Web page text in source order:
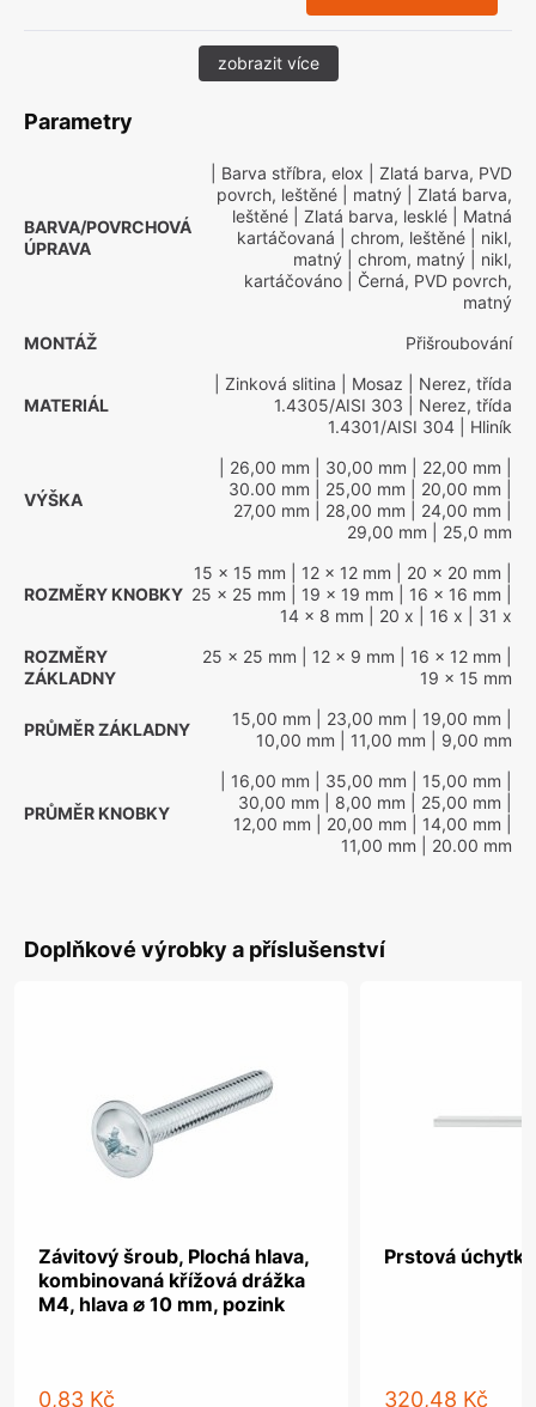
zobrazit více
Parametry
BARVA/POVRCHOVÁ
ÚPRAVA
| Barva stříbra, elox | Zlatá barva, PVD
povrch, leštěné | matný | Zlatá barva,
leštěné | Zlatá barva, lesklé | Matná
kartáčovaná | chrom, leštěné | nikl,
matný | chrom, matný | nikl,
kartáčováno | Černá, PVD povrch,
matný
MONTÁŽ
Přišroubování
MATERIÁL
| Zinková slitina | Mosaz | Nerez, třída
1.4305/AISI 303 | Nerez, třída
1.4301/AISI 304 | Hliník
VÝŠKA
| 26,00 mm | 30,00 mm | 22,00 mm
30.00 mm | 25,00 mm | 20,00 mm
27,00 mm | 28,00 mm | 24,00 mm
29,00 mm | 25,0 mm
ROZMĚRY KNOBKY
15 x 15 mm | 12 x 12 mm | 20 x 20 mm
25 x 25 mm | 19 x 19 mm | 16 x 16 mm
14 x 8 mm | 20 x | 16 x | 31 x
ROZMĚRY
ZÁKLADNY
25 x 25 mm | 12 x 9 mm | 16 x 12 mm
19 x 15 mm
PRŮMĚR ZÁKLADNY
15,00 mm | 23,00 mm | 19,00 mm
10,00 mm | 11,00 mm | 9,00 mm
PRŮMĚR KNOBKY
| 16,00 mm | 35,00 mm | 15,00 mm
30,00 mm | 8,00 mm | 25,00 mm
12,00 mm | 20,00 mm | 14,00 mm
11,00 mm | 20.00 mm
Doplňkové výrobky a příslušenství
Závitový šroub, Plochá hlava,
kombinovaná křížová drážka
M4, hlava ⌀ 10 mm, pozink
0,83 Kč
Prstová
320,48 Kč